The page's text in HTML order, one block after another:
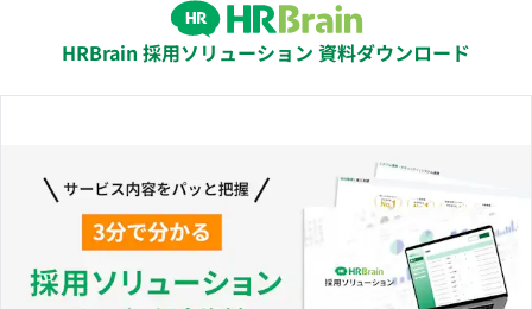
HRBrain 採用ソリューション 資料ダウンロード